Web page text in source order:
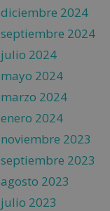
diciembre 2024
septiembre 2024
julio 2024
mayo 2024
marzo 2024
enero 2024
noviembre 2023
septiembre 2023
agosto 2023
julio 2023